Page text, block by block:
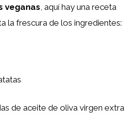
veganas , aquí hay una receta
la frescura de los ingredientes:
de aceite de oliva virgen extra